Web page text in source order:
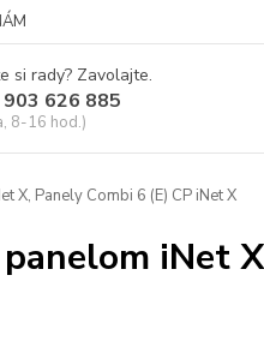
si rady? Zavolajte.
626 885
8-16 hod.)
X, Panely Combi 6 (E) CP iNet X
iNet